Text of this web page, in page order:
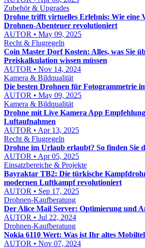
Zubehör & Upgrades
Drohne trifft virtuelles Erlebnis: Wie eine
Drohnen-Abenteuer revolutioniert
AUTOR • May 09, 2025
Recht & Flugregeln
Coin Master Dorf Kosten: Alles, was Sie
Preiskalkulation wissen müssen
AUTOR • Nov 14, 2024
Kamera & Bildqualität
Die besten Drohnen für Fotogrammetrie
AUTOR • May 09, 2025
Kamera & Bildqualität
Drohne mit Live Kamera App
Luftaufnahmen
AUTOR • Apr 13, 2025
Recht & Flugregeln
Drohne im Urlaub erlaubt? So finden Sie
AUTOR • Apr 05, 2025
Einsatzbereiche & Projekte
Bayraktar TB2: Die türkische
modernen Luftkampf revolutioniert
AUTOR • Sep 17, 2025
Drohnen-Kaufberatung
Der Alice Mail Server: Optimierung und
AUTOR • Jul 22, 2024
Drohnen-Kaufberatung
Nokia 6110 Wert: Was ist Ihr altes
AUTOR • Nov 07, 2024